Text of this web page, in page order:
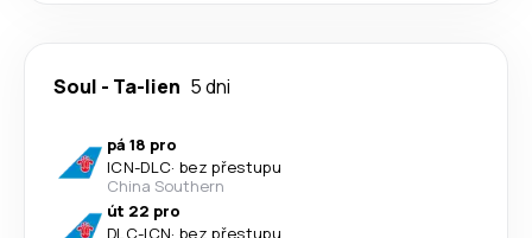
Soul - Ta-lien 5 dni
pá 18 pro
ICN-DLC· bez přestupu
China Southern
út 22 pro
DLC-ICN· bez přestupu